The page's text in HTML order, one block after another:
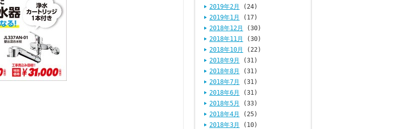
2019年2月
(24)
2019年1月
(17)
2018年12月
(30)
2018年11月
(30)
2018年10月
(22)
2018年9月
(31)
2018年8月
(31)
2018年7月
(31)
2018年6月
(31)
2018年5月
(33)
2018年4月
(25)
2018年3月
(10)